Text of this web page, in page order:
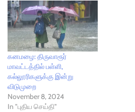
சென்னை மாவட்டங்களில்
அவ்வப்போது மழை பெய்து
வருகிறது. இந்நிலையில், நேற்று
முன்தினம் காலை முதலே கடும்
வெயில் வாட்டி வதைத்தது.
புழுக்கமும் அதிகமாக
இருந்ததால் பொது மக்கள்
அவதிப் பட்டனர். திடீரென…
கனமழை: திருவாரூர்
மாவட்டத்தில் பள்ளி,
கல்லூரிகளுக்கு இன்று
விடுமுறை
November 8, 2024
In "புதிய செய்தி"